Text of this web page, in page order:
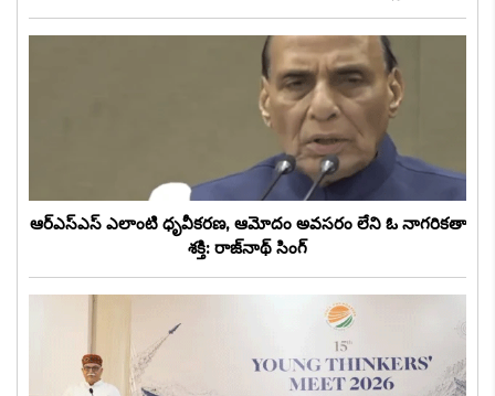
ఆర్ఎస్ఎస్ ఎలాంటి ధృవీకరణ, ఆమోదం అవసరం లేని ఓ నాగరికతా
శక్తి: రాజ్‌నాథ్ సింగ్